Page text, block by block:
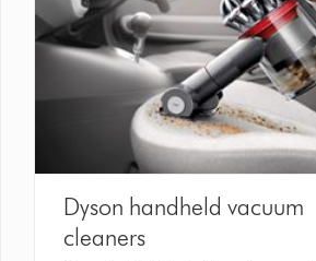
Dyson handheld vacuum
cleaners